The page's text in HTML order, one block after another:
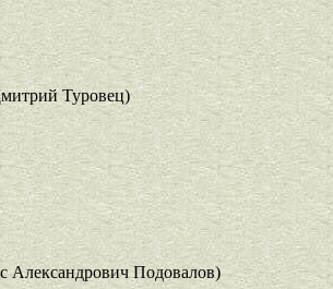
Туровец)
Александрович Подовалов)